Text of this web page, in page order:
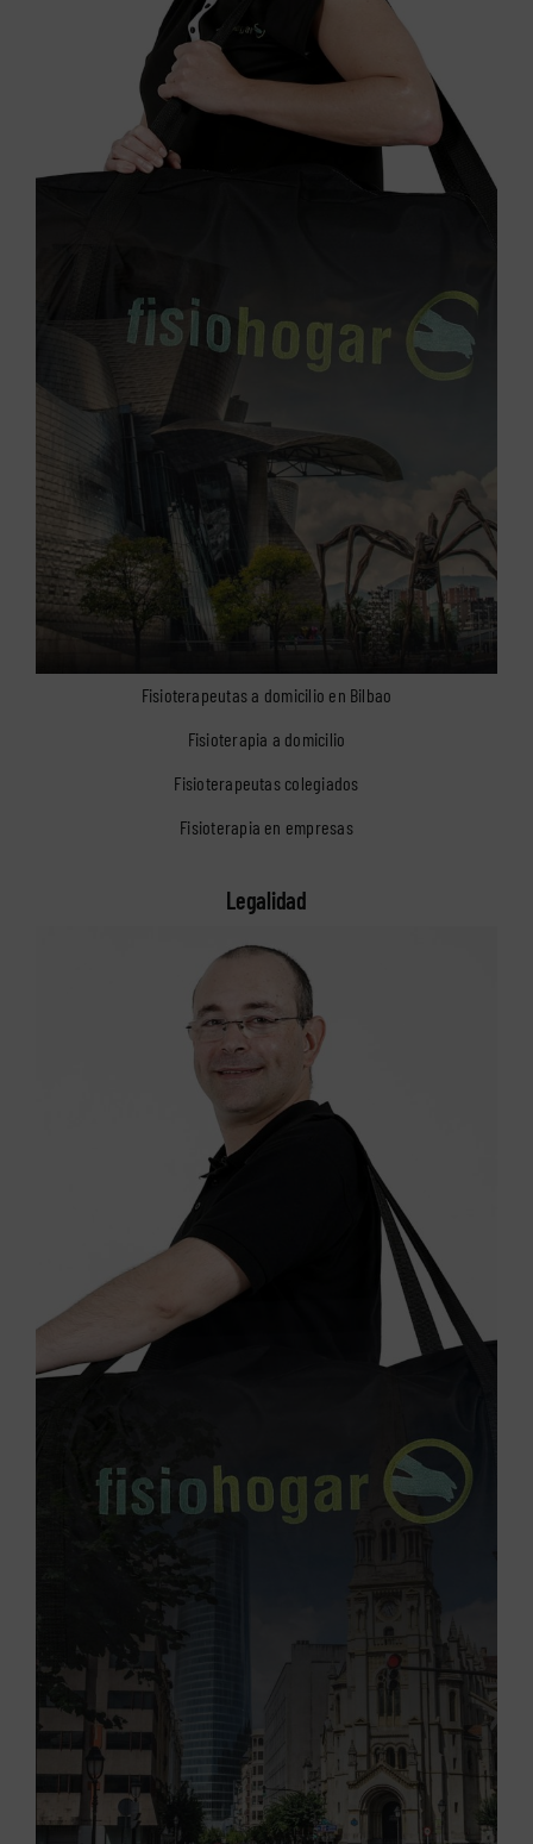
Fisioterapeutas a domicilio en Bilbao
Fisioterapia a domicilio
Fisioterapeutas colegiados
Fisioterapia en empresas
Legalidad